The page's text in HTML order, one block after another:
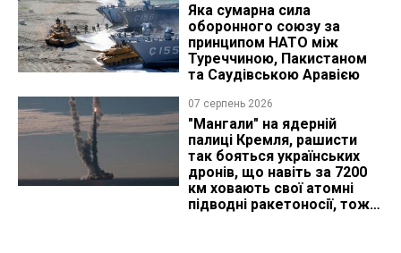
Яка сумарна сила
оборонного союзу за
принципом НАТО між
Туреччиною, Пакистаном
та Саудівською Аравією
07 серпень 2026
"Мангали" на ядерній
палиці Кремля, рашисти
так бояться українських
дронів, що навіть за 7200
км ховають свої атомні
підводні ракетоносії, тож